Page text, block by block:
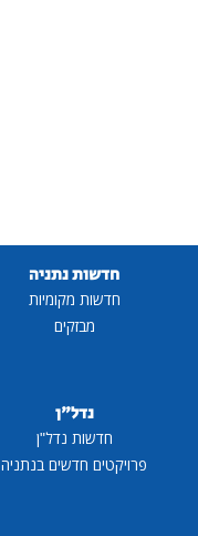
חדשות נתניה
חדשות מקומיות
מבזקים
נדל"ן
חדשות נדל"ן
פרויקטים חדשים בנתניה